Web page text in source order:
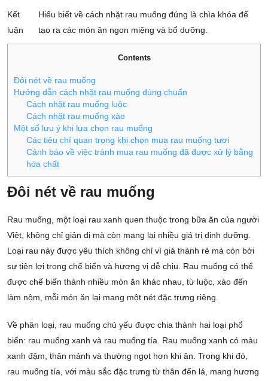
Kết
luận
Hiểu biết về cách nhặt rau muống đúng là chìa khóa để
tạo ra các món ăn ngon miệng và bổ dưỡng.
Contents
Đôi nét về rau muống
Hướng dẫn cách nhặt rau muống đúng chuẩn
Cách nhặt rau muống luộc
Cách nhặt rau muống xào
Một số lưu ý khi lựa chọn rau muống
Các tiêu chí quan trọng khi chọn mua rau muống tươi
Cảnh báo về việc tránh mua rau muống đã được xử lý bằng
hóa chất
Đôi nét về rau muống
Rau muống, một loại rau xanh quen thuộc trong bữa ăn của người
Việt, không chỉ giản dị mà còn mang lại nhiều giá trị dinh dưỡng.
Loại rau này được yêu thích không chỉ vì giá thành rẻ mà còn bởi
sự tiện lợi trong chế biến và hương vị dễ chịu. Rau muống có thể
được chế biến thành nhiều món ăn khác nhau, từ luộc, xào đến
làm nộm, mỗi món ăn lại mang một nét đặc trưng riêng.
Về phân loại, rau muống chủ yếu được chia thành hai loại phổ
biến: rau muống xanh và rau muống tía. Rau muống xanh có màu
xanh đậm, thân mảnh và thường ngọt hơn khi ăn. Trong khi đó,
rau muống tía, với màu sắc đặc trưng từ thân đến lá, mang hương